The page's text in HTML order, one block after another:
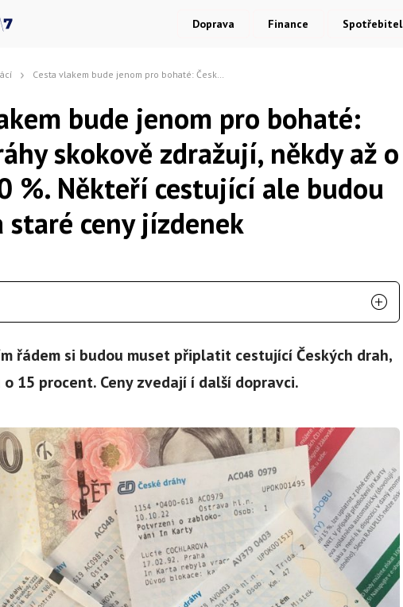
Doprava Finance Spotřebitel
Cesta vlakem bude jenom pro bohaté: České dráhy skokově zdražují, někdy až o téměř 50 %. Někteří cestující ale budou jezdit za staré ceny jízdenek
bude jenom pro bohaté:
skokově zdražují, někdy až o
%. Někteří cestující ale budou
staré ceny jízdenek
řádem si budou muset připlatit cestující Českých drah,
15 procent. Ceny zvedají í další dopravci.